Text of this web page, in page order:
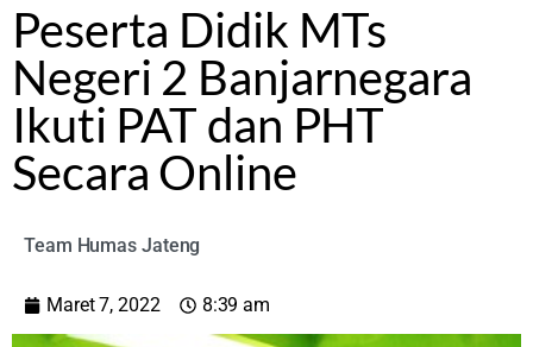
Peserta Didik MTs
Negeri 2 Banjarnegara
Ikuti PAT dan PHT
Secara Online
Team Humas Jateng
Maret 7, 2022 8:39 am